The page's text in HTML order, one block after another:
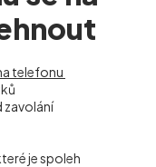
telefonu
zavolání
je spoleh